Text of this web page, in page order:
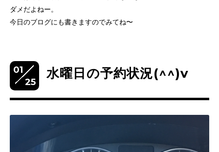
ダメだよねー。
今日のブログにも書きますのでみてね〜
01
25
水曜日の予約状況(^^)v